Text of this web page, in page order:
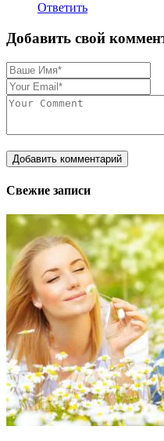
Ответить
Добавить свой
Свежие записи